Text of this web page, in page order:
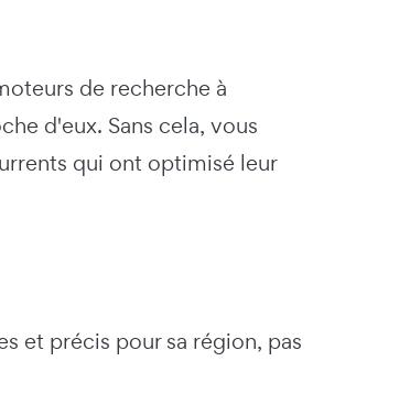
de recherche à
d'eux. Sans cela, vous
qui ont optimisé leur
et précis pour sa région, pas